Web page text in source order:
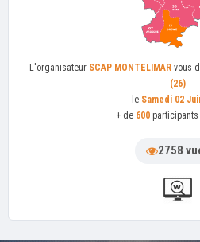
L'organisateur SCAP MONTELIMAR vous
(26)
le Samedi 02
+ de 600
2758